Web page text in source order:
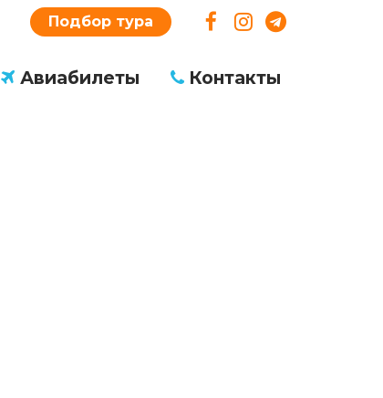
Подбор тура
Авиабилеты Контакты